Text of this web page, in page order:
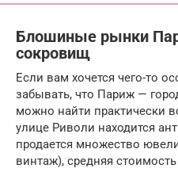
Блошиные рынки
сокровищ
Если вам хочется чего-то
забывать, что Париж —
можно найти практически
улице Риволи находится
продается множество
винтаж), средняя